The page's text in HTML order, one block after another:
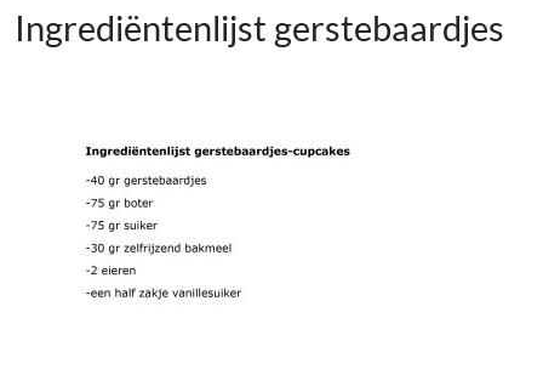
Ingrediëntenlijst gerstebaardjes